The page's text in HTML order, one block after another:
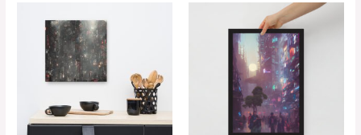
de
precios:
desde
32,50 €
hasta
36,00 €
Rango
de
precios:
desde
34,00 €
hasta
78,00 €